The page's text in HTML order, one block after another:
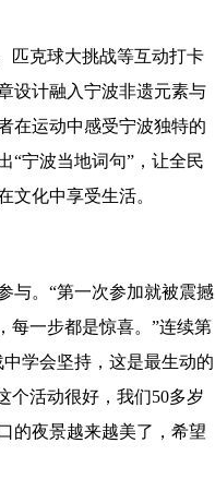
匹克球大挑战等互动打卡
设计融入宁波非遗元素与
在运动中感受宁波独特的
“宁波当地词句”，让全民
文化中享受生活。
与。“第一次参加就被震撼
每一步都是惊喜。”连续第
学会坚持，这是最生动的
个活动很好，我们50多岁
的夜景越来越美了，希望